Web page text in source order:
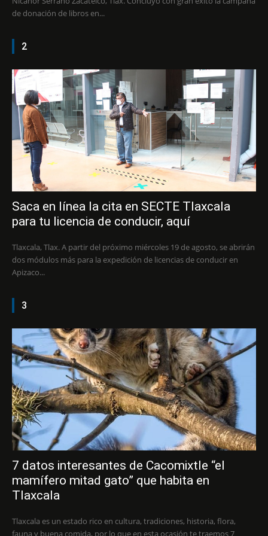
de donación de libros en...
2
Saca en línea la cita en SECTE Tlaxcala
para tu licencia de conducir, aquí
Tlaxcala, Tlax. A partir del próximo miércoles 19 de agosto, se abrirán
dos módulos más para la expedición de licencias de conducir en
Apizaco...
3
7 datos interesantes de Cacomixtle “el
mamífero mitad gato” que habita en
Tlaxcala
Tlaxcala es un estado rico en cultura, tradiciones, historia, flora,
fauna y buena comida, por lo que en esta ocasión te traemos 7